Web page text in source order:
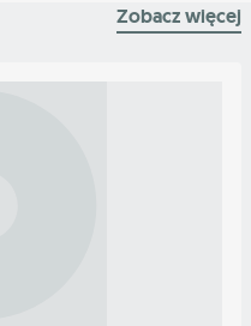
Zobacz więcej